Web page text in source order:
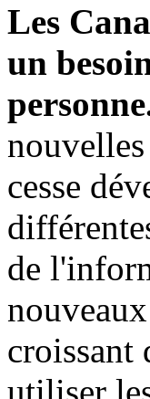
Les
un
cesse
de
croissant
utiliser